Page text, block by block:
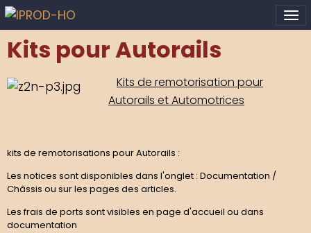
Kits pour Autorails
Kits de remotorisation pour
Autorails et Automotrices
kits de remotorisations pour Autorails :
Les notices sont disponibles dans l'onglet : Documentation /
Châssis ou sur les pages des articles.
Les frais de ports sont visibles en page d'accueil ou dans
documentation